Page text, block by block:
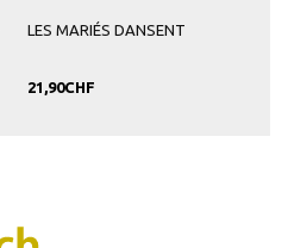
LES MARIÉS DANSENT
21,90CHF